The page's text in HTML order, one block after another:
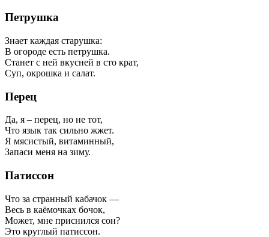
Петрушка
Знает каждая старушка:
В огороде есть петрушка.
Станет с ней вкусней в сто крат,
Суп, окрошка и салат.
Перец
Да, я – перец, но не тот,
Что язык так сильно жжет.
Я мясистый, витаминный,
Запаси меня на зиму.
Патиссон
Что за странный кабачок —
Весь в каёмочках бочок,
Может, мне приснился сон?
Это круглый патиссон.